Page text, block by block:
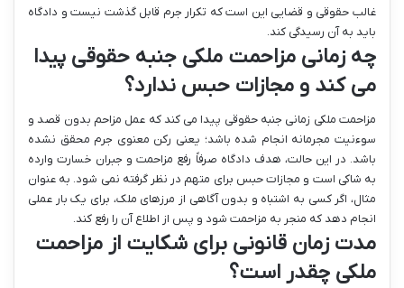
غالب حقوقی و قضایی این است که تکرار جرم قابل گذشت نیست و دادگاه
باید به آن رسیدگی کند.
چه زمانی مزاحمت ملکی جنبه حقوقی پیدا
می کند و مجازات حبس ندارد؟
مزاحمت ملکی زمانی جنبه حقوقی پیدا می کند که عمل مزاحم بدون قصد و
سوءنیت مجرمانه انجام شده باشد؛ یعنی رکن معنوی جرم محقق نشده
باشد. در این حالت، هدف دادگاه صرفاً رفع مزاحمت و جبران خسارت وارده
به شاکی است و مجازات حبس برای متهم در نظر گرفته نمی شود. به عنوان
مثال، اگر کسی به اشتباه و بدون آگاهی از مرزهای ملک، برای یک بار عملی
انجام دهد که منجر به مزاحمت شود و پس از اطلاع آن را رفع کند.
مدت زمان قانونی برای شکایت از مزاحمت
ملکی چقدر است؟